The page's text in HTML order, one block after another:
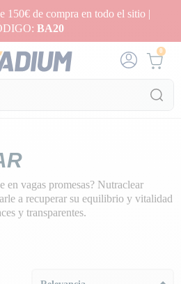
150€ de compra en todo el sitio |
BA20
0
en vagas promesas? Nutraclear
a recuperar su equilibrio y vitalidad
y transparentes.
con la pureza para satisfacer las